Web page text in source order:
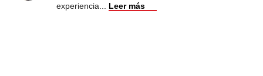
experiencia
Leer más